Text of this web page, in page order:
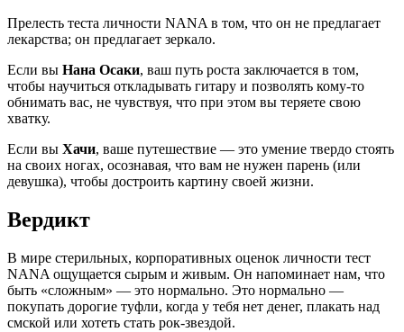
Прелесть теста личности NANA в том, что он не предлагает
лекарства; он предлагает зеркало.
Если вы Нана Осаки, ваш путь роста заключается в том,
чтобы научиться откладывать гитару и позволять кому-то
обнимать вас, не чувствуя, что при этом вы теряете свою
хватку.
Если вы Хачи, ваше путешествие — это умение твердо стоять
на своих ногах, осознавая, что вам не нужен парень (или
девушка), чтобы достроить картину своей жизни.
Вердикт
В мире стерильных, корпоративных оценок личности тест
NANA ощущается сырым и живым. Он напоминает нам, что
быть «сложным» — это нормально. Это нормально —
покупать дорогие туфли, когда у тебя нет денег, плакать над
смской или хотеть стать рок-звездой.